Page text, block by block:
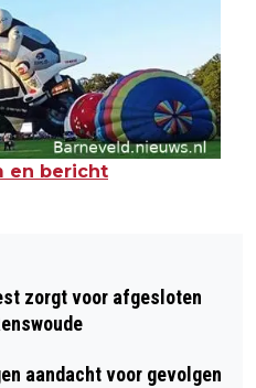
en bericht
zorgt voor afgesloten
aandacht voor gevolgen